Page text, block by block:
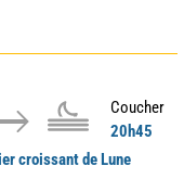
Coucher
20h45
croissant de Lune